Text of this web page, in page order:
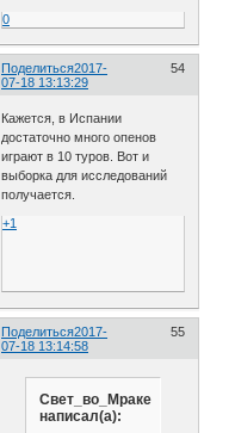
0
Поделиться 54
2017-
07-18 13:13:29
Кажется, в Испании
достаточно много опенов
играют в 10 туров. Вот и
выборка для исследований
получается.
+1
Поделиться 55
2017-
07-18 13:14:58
Свет_во_Мраке
написал(а):